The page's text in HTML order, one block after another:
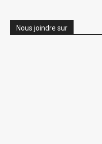
Nous joindre sur